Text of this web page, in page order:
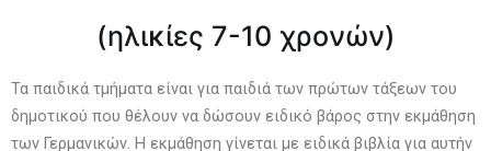
(ηλικίες 7-10 χρονών)
Τα παιδικά τμήματα είναι για παιδιά των πρώτων τάξεων του
δημοτικού που θέλουν να δώσουν ειδικό βάρος στην εκμάθηση
των Γερμανικών. Η εκμάθηση γίνεται με ειδικά βιβλία για αυτήν